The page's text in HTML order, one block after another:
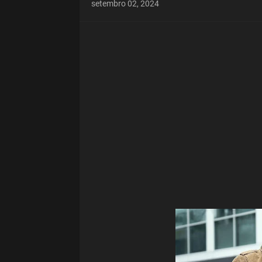
setembro 02, 2024